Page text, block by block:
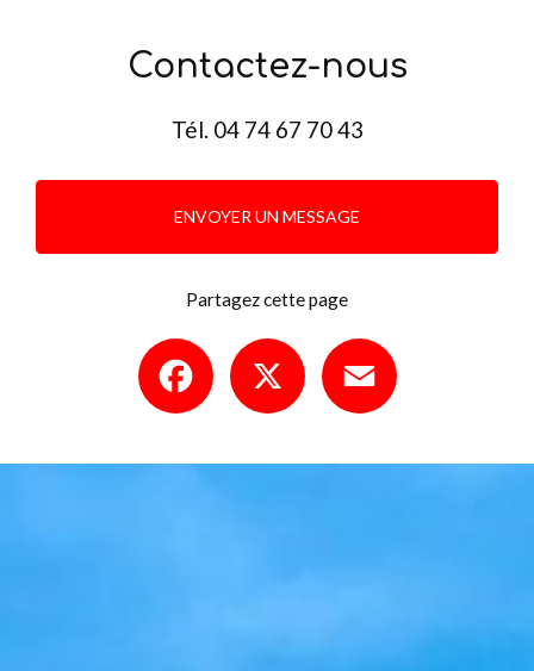
Contactez-nous
Tél. 04 74 67 70 43
ENVOYER UN MESSAGE
Partagez cette page
Facebook